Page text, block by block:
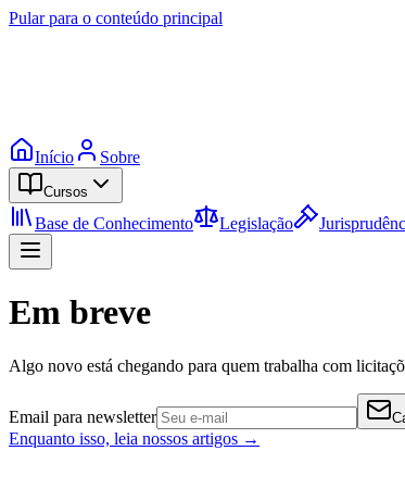
Pular para o conteúdo principal
Início Sobre
Cursos
Base de Conhecimento Legislação
Em breve
Algo novo está chegando para quem trabalha com
Email para newsletter
Enquanto isso, leia nossos artigos →